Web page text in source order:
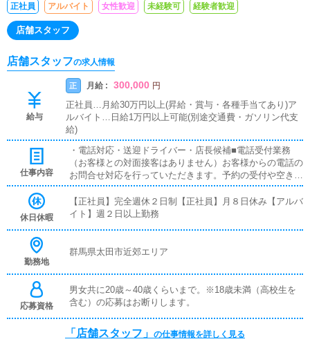
正社員 アルバイト 女性歓迎 未経験可 経験者歓迎
店舗スタッフ
店舗スタッフの求人情報
給与
正 月給 : 300,000 円
正社員…月給30万円以上(昇給・賞与・各種手当てあり)ア
ルバイト…日給1万円以上可能(別途交通費・ガソリン代支
給)
仕事内容
・電話対応・送迎ドライバー・店長候補■電話受付業務
（お客様との対面接客はありません）お客様からの電話の
お問合せ対応を行っていただきます。予約の受付や空き状
況の確認・説明をお願いします。予約の確定後はキャスト
やドライバーに通達します。簡単なマニュアルや先輩スタ
ッフに気軽に聞ける環境ですので、未経験でも安心して働
出勤情報やイベント、求人ブログの作成となります。基本
が入力出来れば問題ありません。PCが苦手な人でも簡単
にできます。
休日休暇
【正社員】完全週休２日制【正社員】月８日休み【アルバ
イト】週２日以上勤務
勤務地
群馬県太田市近郊エリア
応募資格
男女共に20歳～40歳くらいまで。※18歳未満（高校生を
含む）の応募はお断りします。
「店舗スタッフ」 の仕事情報を詳しく見る